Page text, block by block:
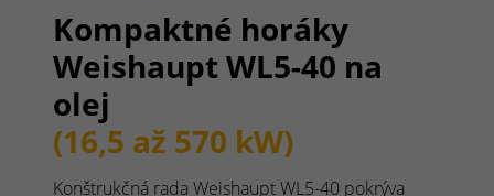
Kompaktné horáky
Weishaupt WL5-40 na
olej
(16,5 až 570 kW)
Konštrukčná rada Weishaupt WL5-40 pokrýva